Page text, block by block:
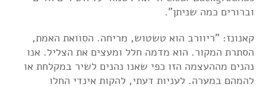
וברורים כמה שניתן".
קאנונז: "ריוורב הוא טשטוש, מריחה. הסוואת האמת,
הסתרת המקור. הוא מדמה חלל ומעצים את הצליל. אנו
נהנים מההעצמה הזו כפי שאנו נהנים לשיר במקלחת או
להמהם במערה. לעניות דעתי, להקות אינדי החלו